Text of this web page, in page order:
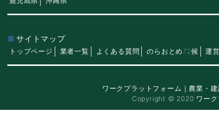
サイトマップ
トップページ 業者一覧 よくある質問 のらおとめ72候 運
ワークプラットフォーム｜農業・
Copyright © 2020 ワーク